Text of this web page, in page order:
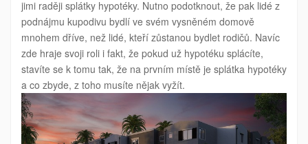
jimi raději splátky hypotéky. Nutno podotknout, že pak lidé z
podnájmu kupodivu bydlí ve svém vysněném domově
mnohem dříve, než lidé, kteří zůstanou bydlet rodičů. Navíc
zde hraje svoji roli i fakt, že pokud už hypotéku splácíte,
stavíte se k tomu tak, že na prvním místě je splátka hypotéky
a co zbyde, z toho musíte nějak vyžít.